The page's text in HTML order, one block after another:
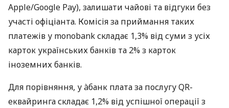
Apple/Google Pay), залишати чайові та відгуки без
участі офіціанта. Комісія за приймання таких
платежів у monobank складає 1,3% від суми з усіх
карток українських банків та 2% з карток
іноземних банків.
Для порівняння, у àбанк плата за послугу QR-
еквайринга складає 1,2% від успішної операції з